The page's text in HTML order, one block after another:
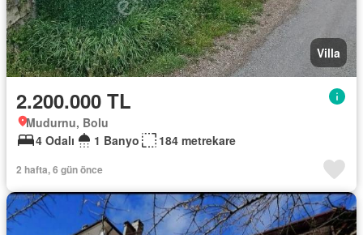
Villa
2.200.000 TL
Mudurnu, Bolu
4 Odalı
1 Banyo 184 metrekare
2 hafta, 6 gün önce